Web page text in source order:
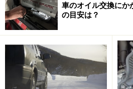
にセットされないとホイールを
りません。国産車でもトヨタや
ミホイールでは、一般的な60
く、平座ナットが採用されてい
ンターが合わないと装着はかな
車のオイル交換にか
の目安は？